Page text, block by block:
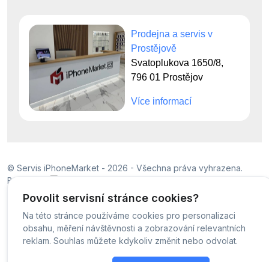
Povolit servisní stránce cookies?
Na této stránce používáme cookies pro personalizaci
obsahu, měření návštěvnosti a zobrazování relevantních
reklam. Souhlas můžete kdykoliv změnit nebo odvolat.
Prodejna a servis v
Prostějově
Svatoplukova 1650/8,
796 01 Prostějov
Více informací
© Servis iPhoneMarket - 2026 - Všechna práva vyhrazena.
Běžíme na